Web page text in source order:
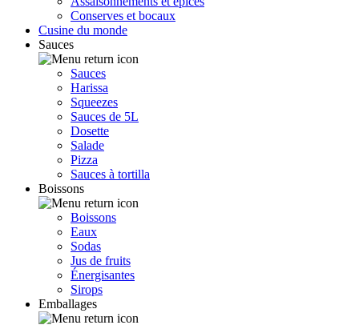
Conserves et bocaux
Cusine du monde
Sauces
Sauces
Harissa
Squeezes
Sauces de 5L
Dosette
Salade
Pizza
Sauces à tortilla
Boissons
Boissons
Eaux
Sodas
Jus de fruits
Énergisantes
Sirops
Emballages